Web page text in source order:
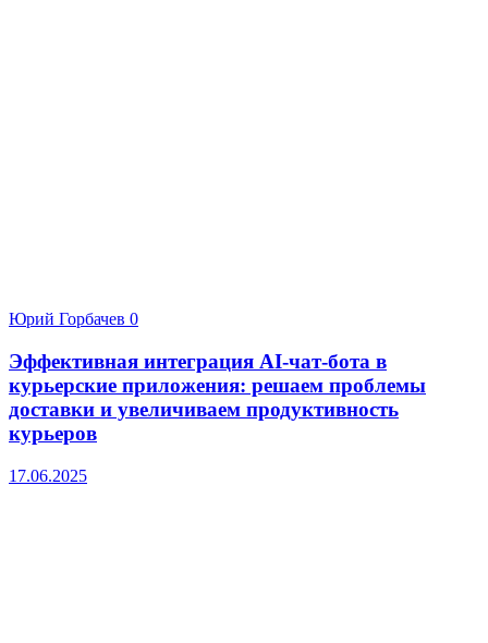
Юрий Горбачев 0
Эффективная интеграция AI-чат-бота в
курьерские приложения: решаем проблемы
доставки и увеличиваем продуктивность
курьеров
17.06.2025